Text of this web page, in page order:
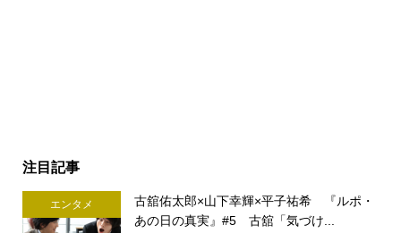
注目記事
エンタメ
古舘佑太郎×山下幸輝×平子祐希 『ルポ・
あの日の真実』#5 古舘「気づけ...